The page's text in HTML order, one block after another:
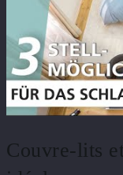
Couvre-lits